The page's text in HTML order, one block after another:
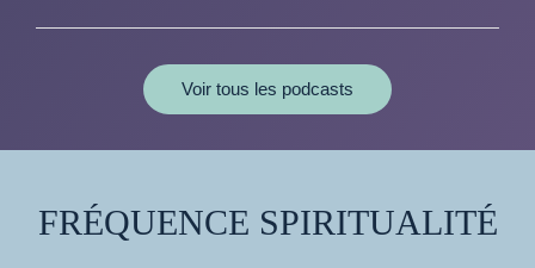
Voir tous les podcasts
FRÉQUENCE SPIRITUALITÉ